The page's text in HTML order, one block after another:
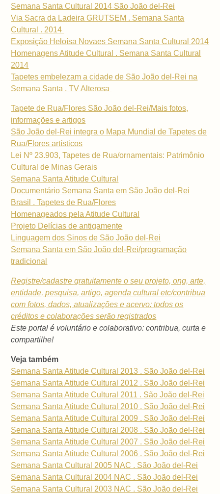
Semana Santa Cultural 2014 São João del-Rei
Via Sacra da Ladeira GRUTSEM . Semana Santa
Cultural . 2014
Exposição Heloísa Novaes Semana Santa Cultural 2014
Homenagens Atitude Cultural . Semana Santa Cultural
2014
Tapetes embelezam a cidade de São João del-Rei na
Semana Santa . TV Alterosa
Tapete de Rua/Flores São João del-Rei/Mais fotos,
informações e artigos
São João del-Rei integra o Mapa Mundial de Tapetes de
Rua/Flores artísticos
Lei Nº 23.903, Tapetes de Rua/ornamentais: Patrimônio
Cultural de Minas Gerais
Semana Santa Atitude Cultural
Documentário Semana Santa em São João del-Rei
Brasil . Tapetes de Rua/Flores
Homenageados pela Atitude Cultural
Projeto Delícias de antigamente
Linguagem dos Sinos de São João del-Rei
Semana Santa em São João del-Rei/programação
tradicional
Registre/cadastre gratuitamente o seu projeto, ong, arte,
entidade, pesquisa, artigo, agenda cultural etc/contribua
com fotos, dados, atualizações e acervo: todos os
créditos e colaborações serão registrados
Este portal é voluntário e colaborativo: contribua, curta e
compartilhe!
Veja também
Semana Santa Atitude Cultural 2013 . São João del-Rei
Semana Santa Atitude Cultural 2012 . São João del-Rei
Semana Santa Atitude Cultural 2011 . São João del-Rei
Semana Santa Atitude Cultural 2010 . São João del-Rei
Semana Santa Atitude Cultural 2009 . São João del-Rei
Semana Santa Atitude Cultural 2008 . São João del-Rei
Semana Santa Atitude Cultural 2007 . São João del-Rei
Semana Santa Atitude Cultural 2006 . São João del-Rei
Semana Santa Cultural 2005 NAC . São João del-Rei
Semana Santa Cultural 2004 NAC . São João del-Rei
Semana Santa Cultural 2003 NAC . São João del-Rei